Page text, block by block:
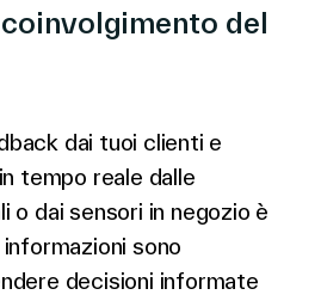
del
dai tuoi clienti e
tempo reale dalle
o dai sensori in negozio è
sono
decisioni informate